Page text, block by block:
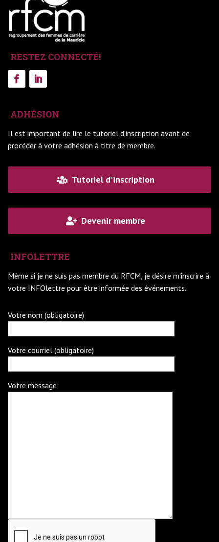
RESTEZ CONNECTÉ!
ADHÉSION
Il est important de lire le tutoriel d’inscription avant de
procéder à votre adhésion à titre de membre.
Tutoriel d'inscription
Devenir membre
INFOLETTRE
Même si je ne suis pas membre du RFCM, je désire m’inscrire à
votre INFOlettre pour être informée des événements.
Votre nom (obligatoire)
Votre courriel (obligatoire)
Votre message